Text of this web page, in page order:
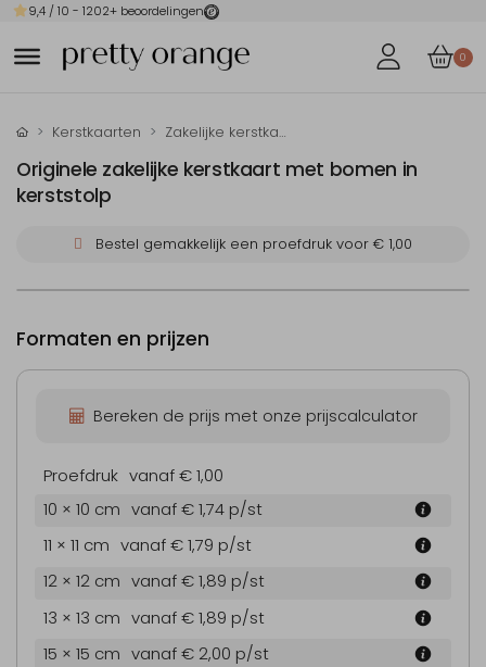
9,4 / 10 - 1202+ beoordelingen
0
Kerstkaarten Zakelijke kerstkaarten
Originele zakelijke kerstkaart met bomen in
kerststolp
Bestel gemakkelijk een proefdruk voor € 1,00
Formaten en prijzen
Bereken de prijs met onze prijscalculator
Proefdruk vanaf € 1,00
10 × 10 cm vanaf € 1,74 p/st
11 × 11 cm vanaf € 1,79 p/st
12 × 12 cm vanaf € 1,89 p/st
13 × 13 cm vanaf € 1,89 p/st
15 × 15 cm vanaf € 2,00 p/st